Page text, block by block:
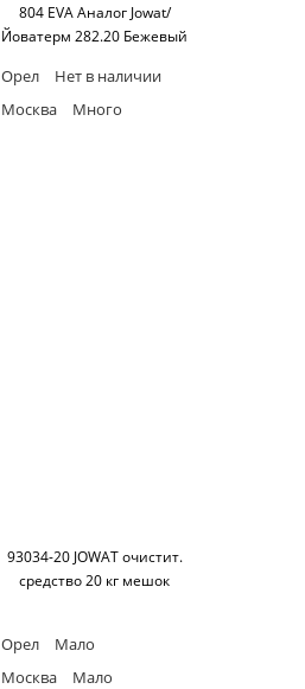
804 EVA Аналог Jowat/
Йоватерм 282.20 Бежевый
>5м/мин 25кг
Орел
Нет в наличии
Москва
Много
93034-20 JOWAT очистит.
средство 20 кг мешок
Орел
Мало
Москва
Мало